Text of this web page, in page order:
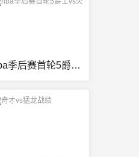
nba季后赛首轮5爵士vs火箭